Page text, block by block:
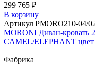
299 765 ₽
В корзину
Артикул PMORO210-04/02
MORONI Диван-кровать
CAMEL/ELEPHANT цвет
Фабрика